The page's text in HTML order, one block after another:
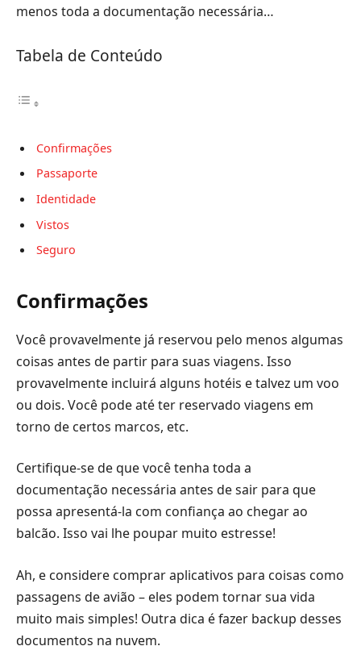
menos toda a documentação necessária…
Tabela de Conteúdo
Confirmações
Passaporte
Identidade
Vistos
Seguro
Confirmações
Você provavelmente já reservou pelo menos algumas
coisas antes de partir para suas viagens. Isso
provavelmente incluirá alguns hotéis e talvez um voo
ou dois. Você pode até ter reservado viagens em
torno de certos marcos, etc.
Certifique-se de que você tenha toda a
documentação necessária antes de sair para que
possa apresentá-la com confiança ao chegar ao
balcão. Isso vai lhe poupar muito estresse!
Ah, e considere comprar aplicativos para coisas como
passagens de avião – eles podem tornar sua vida
muito mais simples! Outra dica é fazer backup desses
documentos na nuvem.